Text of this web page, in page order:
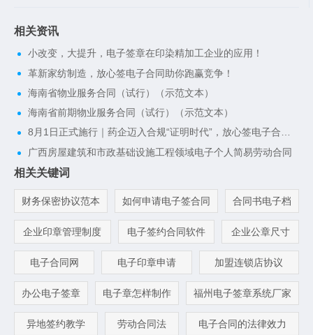
相关资讯
小改变，大提升，电子签章在印染精加工企业的应用！
革新家纺制造，放心签电子合同助你跑赢竞争！
海南省物业服务合同（试行）（示范文本）
海南省前期物业服务合同（试行）（示范文本）
8月1日正式施行｜药企迈入合规“证明时代”，放心签电子合同一键搭建完整合规证据链
广西房屋建筑和市政基础设施工程领域电子个人简易劳动合同
相关关键词
财务保密协议范本 如何申请电子签合同 合同书电子档
企业印章管理制度 电子签约合同软件 企业公章尺寸
电子合同网 电子印章申请 加盟连锁店协议
办公电子签章 电子章怎样制作 福州电子签章系统厂家
异地签约教学 劳动合同法 电子合同的法律效力